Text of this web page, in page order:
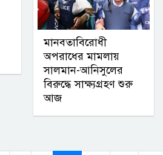
মানবতাবিরোধী
অপরাধের মামলায়
সালমান-আনিসুলের
বিরুদ্ধে সাক্ষ্যগ্রহণ শুরু
আজ